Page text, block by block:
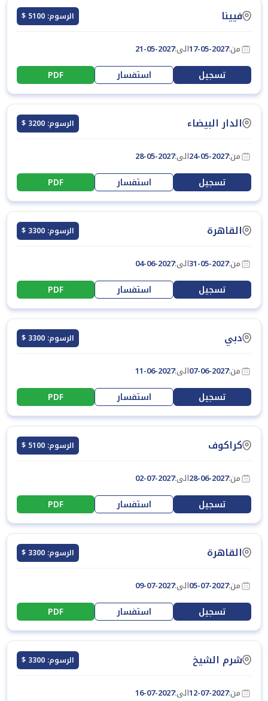
فيينا الرسوم: 5100 $
من:17-05-2027الى:21-05-2027
تسجيل استفسار PDF
الدار البيضاء الرسوم: 3200 $
من:24-05-2027الى:28-05-2027
تسجيل استفسار PDF
القاهرة الرسوم: 3300 $
من:31-05-2027الى:04-06-2027
تسجيل استفسار PDF
دبي الرسوم: 3300 $
من:07-06-2027الى:11-06-2027
تسجيل استفسار PDF
كراكوف الرسوم: 5100 $
من:28-06-2027الى:02-07-2027
تسجيل استفسار PDF
القاهرة الرسوم: 3300 $
من:05-07-2027الى:09-07-2027
تسجيل استفسار PDF
شرم الشيخ الرسوم: 3300 $
من:12-07-2027الى:16-07-2027